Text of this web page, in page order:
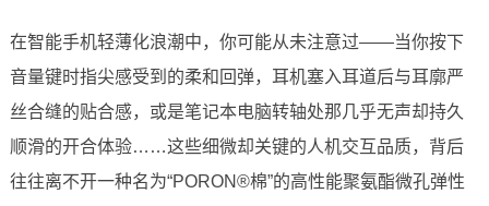
在智能手机轻薄化浪潮中，你可能从未注意过——当你按下
音量键时指尖感受到的柔和回弹，耳机塞入耳道后与耳廓严
丝合缝的贴合感，或是笔记本电脑转轴处那几乎无声却持久
顺滑的开合体验……这些细微却关键的人机交互品质，背后
往往离不开一种名为“PORON®棉”的高性能聚氨酯微孔弹性